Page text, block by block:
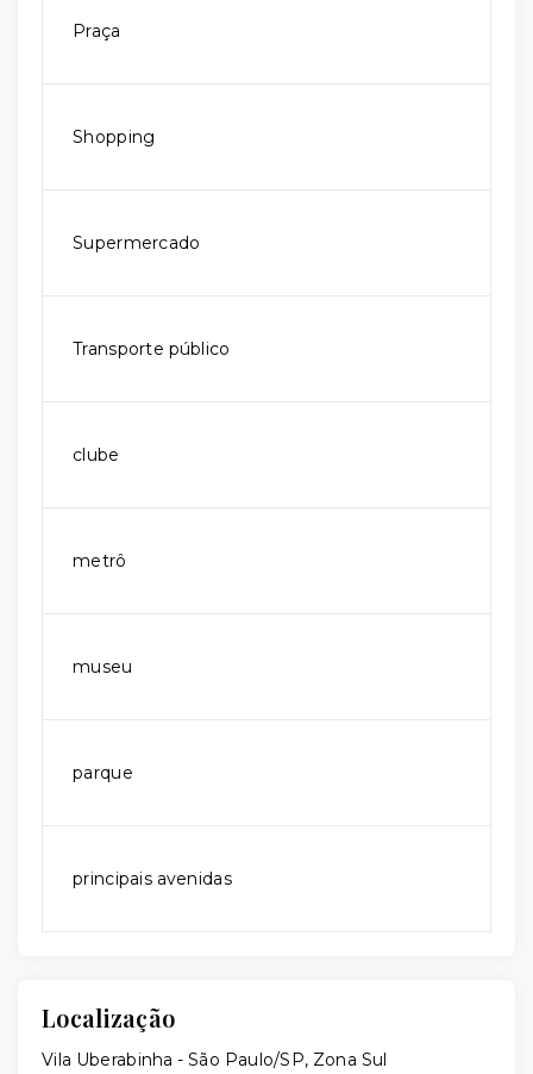
Praça
Shopping
Supermercado
Transporte público
clube
metrô
museu
parque
principais avenidas
Localização
Vila Uberabinha - São Paulo/SP, Zona Sul